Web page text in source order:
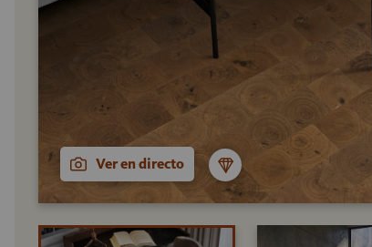
Ver en directo